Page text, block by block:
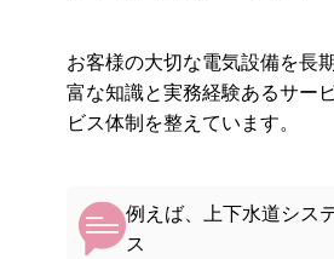
お客様の大切な電気設備を長
富な知識と実務経験あるサー
ビス体制を整えています。
例えば、上下水道シス
ス